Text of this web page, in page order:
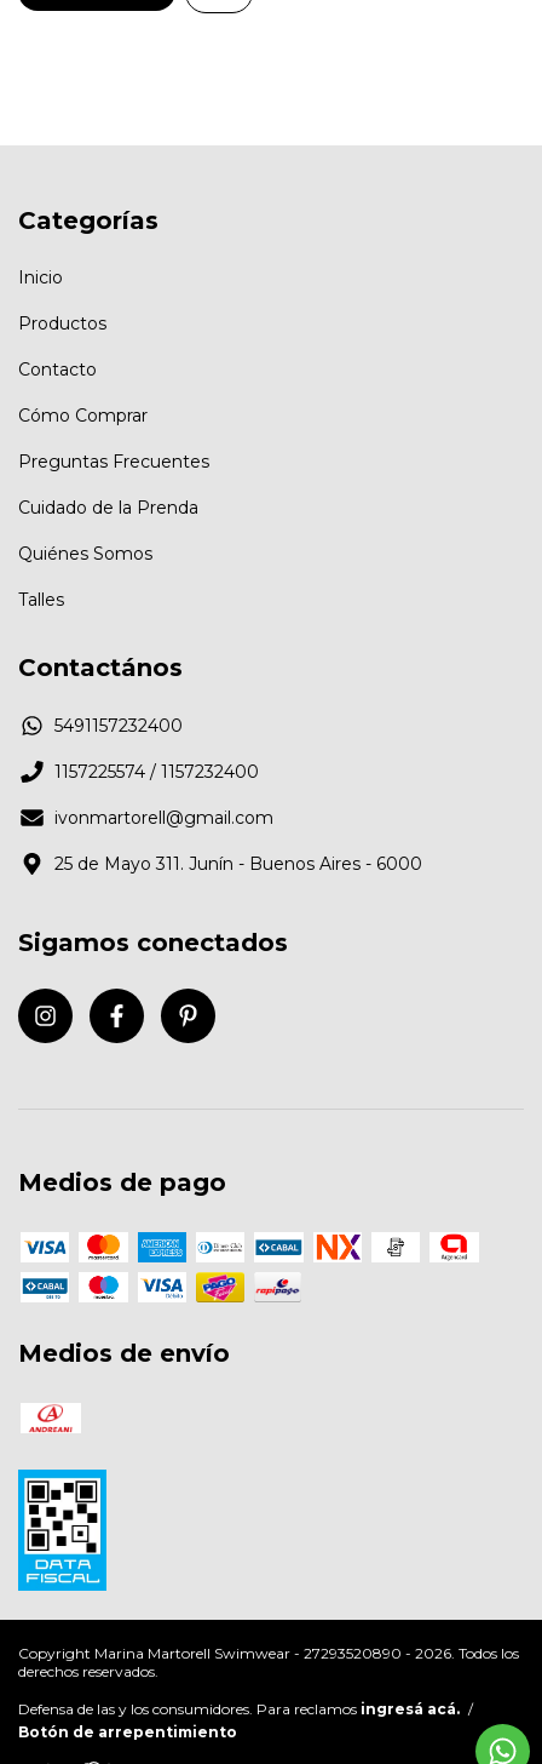
Categorías
Inicio
Productos
Contacto
Cómo Comprar
Preguntas Frecuentes
Cuidado de la Prenda
Quiénes Somos
Talles
Contactános
5491157232400
1157225574 / 1157232400
ivonmartorell@gmail.com
25 de Mayo 311. Junín - Buenos Aires - 6000
Sigamos conectados
Medios de pago
Medios de envío
Copyright Marina Martorell Swimwear - 27293520890 - 2026. Todos los
derechos reservados.
Defensa de las y los consumidores. Para reclamos ingresá acá. /
Botón de arrepentimiento